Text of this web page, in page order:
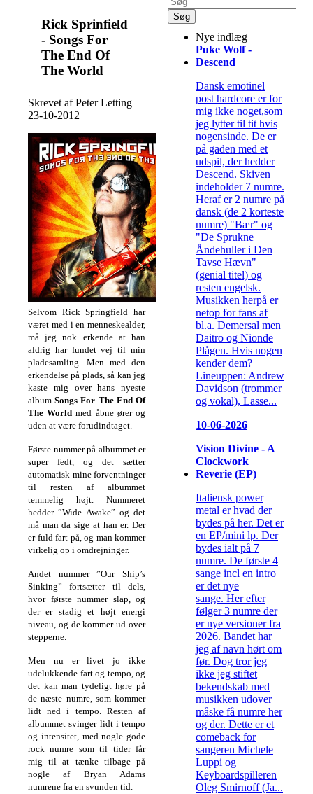
Rick Sprinfield
- Songs For
The End Of
The World
Skrevet af Peter Letting
23-10-2012
Selvom Rick Springfield har
været med i en menneskealder,
må jeg nok erkende at han
aldrig har fundetvej til min
pladesamling. Men med den
erkendelse på plads, så kan jeg
kaste mig over hans nyeste
albumSongs For The End Of
The World med åbne ører og
uden at være forudindtaget.
Første nummer på albummet er
super fedt, og det sætter
automatisk mine forventninger
til resten af albummet
temmelig højt. Nummeret
hedder ”Wide Awake” og det
må man da sige at han er. Der
er fuld fart på, og man kommer
virkelig op i omdrejninger.
Andet nummer ”Our Ship’s
Sinking” fortsætter til dels,
hvor første nummer slap, og
der er stadig et højt energi
niveau, og de kommer ud over
stepperne.
Men nu er livet jo ikke
udelukkende fart og tempo, og
det kan man tydeligt høre på
de næste numre, som kommer
lidt ned i tempo. Resten af
albummet svinger lidt i tempo
og intensitet, med nogle gode
rocknumre som til tider får
mig til at tænke tilbage på
nogle af Bryan Adams
numrene fra en svunden tid.
Nye indlæg
Puke Wolf -
Descend
Dansk emotinel
post hardcore er for
mig ikke noget,som
jeg lytter til tit hvis
nogensinde. De er
på gaden med et
udspil, der hedder
Descend. Skiven
indeholder 7 numre.
Heraf er 2 numre på
dansk (de 2 korteste
numre) "Bær" og
"De Sprukne
Åndehuller i Den
Tavse Hævn"
(genial titel) og
resten engelsk.
Musikken herpå er
netop for fans af
bl.a. Demersal men
Daitro og Nionde
Plågen. Hvis nogen
kender dem?
Lineuppen: Andrew
Davidson (trommer
og vokal), Lasse...
10-06-2026
Vision Divine - A
Clockwork
Reverie (EP)
Italiensk power
metal er hvad der
bydes på her. Det er
en EP/mini lp. Der
bydes ialt på 7
numre. De første 4
sange incl en intro
er det nye
sange. Her efter
følger 3 numre der
er nye versioner fra
2026. Bandet har
jeg af navn hørt om
før. Dog tror jeg
ikke jeg stiftet
bekendskab med
musikken udover
måske få numre her
og der. Dette er et
comeback for
sangeren Michele
Luppi og
Keyboardspilleren
Oleg Smirnoff (Ja...